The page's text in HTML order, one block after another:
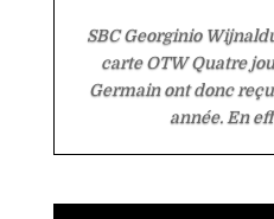
SBC Georginio
carte OTW Quatre
Germain ont donc
année. En